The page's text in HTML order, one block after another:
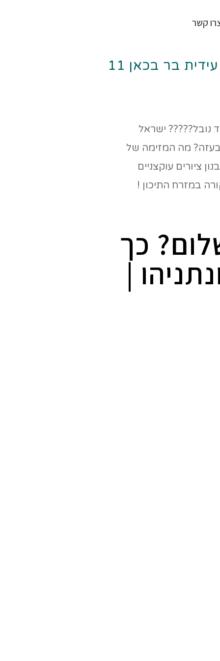
קשר
בר בכאן 11
כך
|